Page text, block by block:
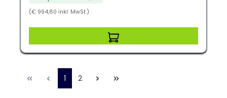
(€ 994,80 inkl. MwSt.)
1 2